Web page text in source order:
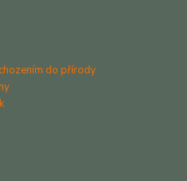
do přírody